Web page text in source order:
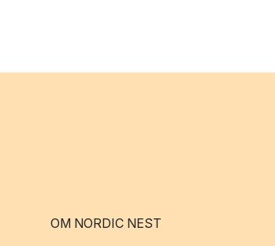
OM NORDIC NEST